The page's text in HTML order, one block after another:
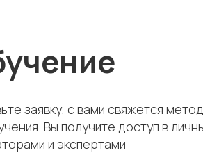
заявку, с вами свяжется
Вы получите доступ в
и экспертами